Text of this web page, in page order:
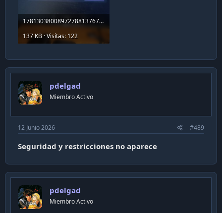
17813038008972788137675761823685.jpg
137 KB · Visitas: 122
pdelgad
Miembro Activo
12 Junio 2026 #489
Seguridad y restricciones no aparece
pdelgad
Miembro Activo